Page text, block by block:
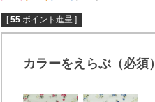
[ 55 ポイント進呈 ]
カラーをえらぶ（必須）